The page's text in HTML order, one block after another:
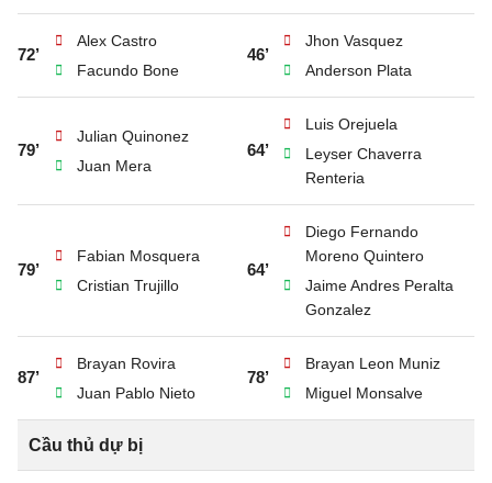
72’
Alex Castro
Facundo Bone
46’
Jhon Vasquez
Anderson Plata
79’
Julian Quinonez
Juan Mera
64’
Luis Orejuela
Leyser Chaverra
Renteria
79’
Fabian Mosquera
Cristian Trujillo
64’
Diego Fernando
Moreno Quintero
Jaime Andres Peralta
Gonzalez
87’
Brayan Rovira
Juan Pablo Nieto
78’
Brayan Leon Muniz
Miguel Monsalve
Cầu thủ dự bị